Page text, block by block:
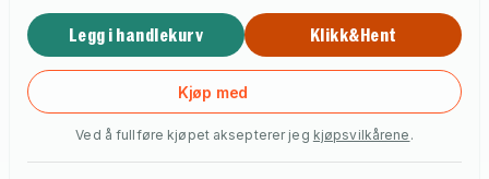
Legg i handlekurv Klikk&Hent
Kjøp med
Ved å fullføre kjøpet aksepterer jeg kjøpsvilkårene .